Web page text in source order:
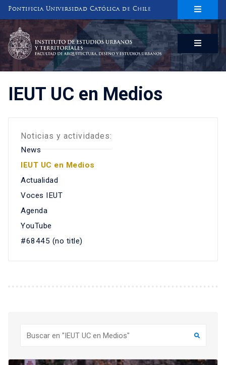
Pontificia Universidad Católica de Chile
INSTITUTO DE ESTUDIOS URBANOS
Y TERRITORIALES
FACULTAD DE ARQUITECTURA, DISEÑO Y ESTUDIOS URBANOS
IEUT UC en Medios
Noticias y actividades:
News
IEUT UC en Medios
Actualidad
Voces IEUT
Agenda
YouTube
#68445 (no title)